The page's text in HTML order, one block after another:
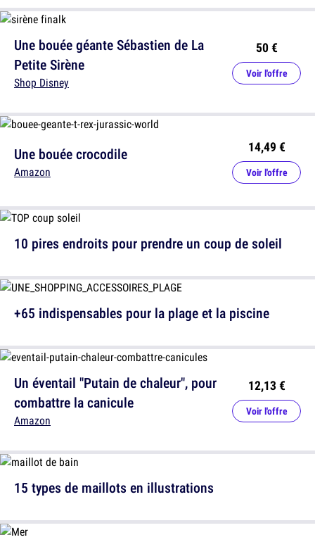
Une bouée géante Sébastien de La
Petite Sirène
Shop Disney
50 €
Voir l'offre
+65 indispensables pour la plage et la piscine
15 types de maillots en illustrations
Une bouée crocodile
Amazon
14,49 €
Voir l'offre
10 pires endroits pour prendre un coup de soleil
Un éventail "Putain de chaleur", pour
combattre la canicule
Amazon
12,13 €
Voir l'offre